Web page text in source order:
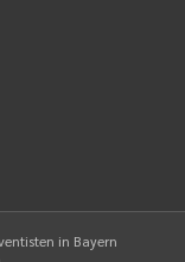
in Bayern